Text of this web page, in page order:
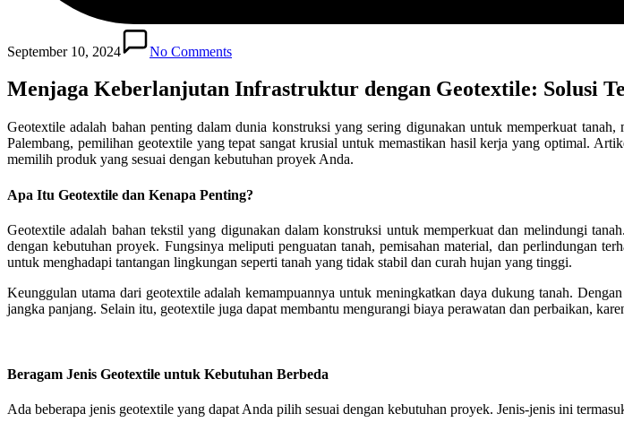
September 10, 2024 No Comments
Menjaga Keberlanjutan Infrastruktur dengan Geotextile: Solusi
Geotextile adalah bahan penting dalam dunia konstruksi yang sering digunakan untuk memperkuat
Palembang, pemilihan geotextile yang tepat sangat krusial untuk memastikan hasil kerja yang optimal.
memilih produk yang sesuai dengan kebutuhan proyek Anda.
Apa Itu Geotextile dan Kenapa Penting?
Geotextile adalah bahan tekstil yang digunakan dalam konstruksi untuk memperkuat dan melindungi
dengan kebutuhan proyek. Fungsinya meliputi penguatan tanah, pemisahan material, dan perlindungan
untuk menghadapi tantangan lingkungan seperti tanah yang tidak stabil dan curah hujan yang tinggi.
Keunggulan utama dari geotextile adalah kemampuannya untuk meningkatkan daya dukung tanah.
jangka panjang. Selain itu, geotextile juga dapat membantu mengurangi biaya perawatan dan perbaikan,
Beragam Jenis Geotextile untuk Kebutuhan Berbeda
Ada beberapa jenis geotextile yang dapat Anda pilih sesuai dengan kebutuhan proyek. Jenis-jenis ini